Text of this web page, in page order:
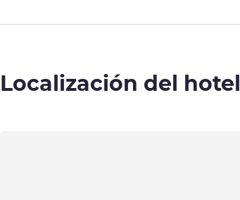
Localización del hotel